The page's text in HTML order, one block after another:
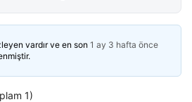
vardır ve en son 1 ay 3 hafta önce
1)